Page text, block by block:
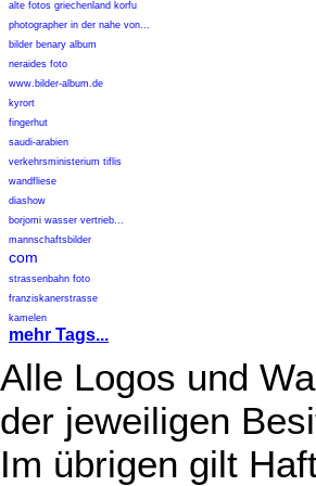
alte fotos griechenland korfu
photographer in der nahe von...
bilder benary album
neraides foto
www.bilder-album.de
kyrort
fingerhut
saudi-arabien
verkehrsministerium tiflis
wandfliese
diashow
borjomi wasser vertrieb...
mannschaftsbilder
com
strassenbahn foto
franziskanerstrasse
kamelen
mehr Tags...
Alle Logos und
der jeweiligen
Im übrigen gilt